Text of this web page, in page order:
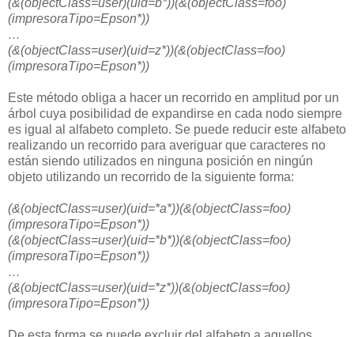
(impresoraTipo=Epson*))
…
(&(objectClass=user)(uid=z*))(&(objectClass=foo)
(impresoraTipo=Epson*))
Este método obliga a hacer un recorrido en amplitud por un
árbol cuya posibilidad de expandirse en cada nodo siempre
es igual al alfabeto completo. Se puede reducir este alfabeto
realizando un recorrido para averiguar que caracteres no
están siendo utilizados en ninguna posición en ningún
objeto utilizando un recorrido de la siguiente forma:
(&(objectClass=user)(uid=*a*))(&(objectClass=foo)
(impresoraTipo=Epson*))
(&(objectClass=user)(uid=*b*))(&(objectClass=foo)
(impresoraTipo=Epson*))
…
(&(objectClass=user)(uid=*z*))(&(objectClass=foo)
(impresoraTipo=Epson*))